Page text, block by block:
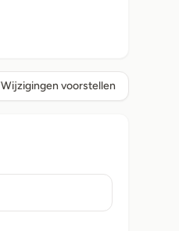
Wijzigingen voorstellen